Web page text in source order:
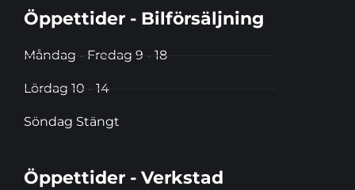
Öppettider - Bilförsäljning
Måndag - Fredag 9 - 18
Lördag 10 - 14
Söndag Stängt
Öppettider - Verkstad